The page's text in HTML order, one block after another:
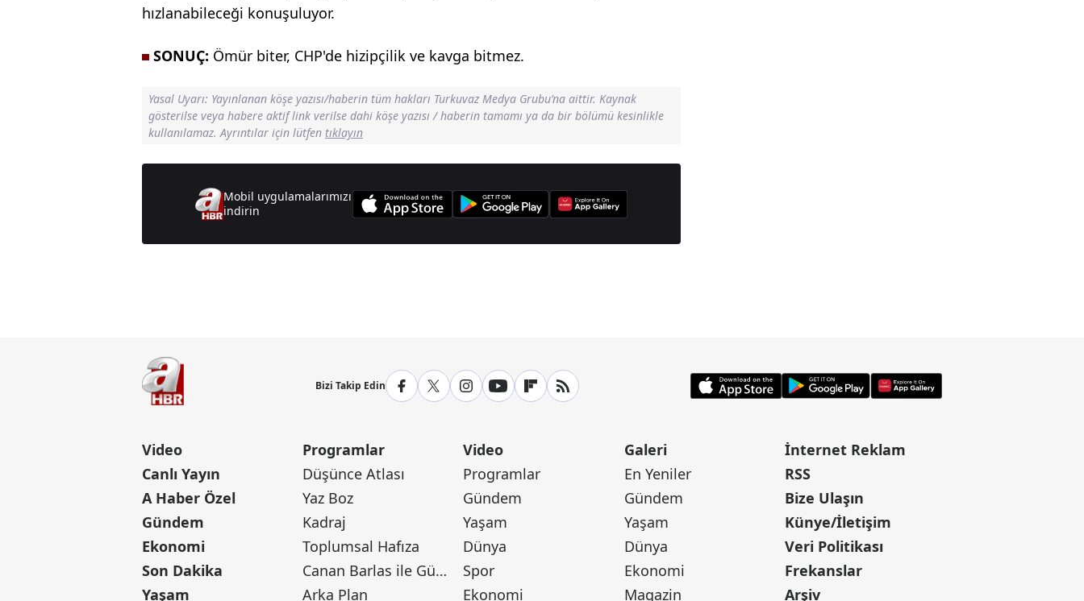
hızlanabileceği konuşuluyor.
SONUÇ: Ömür biter, CHP'de hizipçilik ve kavga bitmez.
Yasal Uyarı: Yayınlanan köşe yazısı/haberin tüm hakları Turkuvaz Medya Grubu’na aittir. Kaynak
gösterilse veya habere aktif link verilse dahi köşe yazısı / haberin tamamı ya da bir bölümü kesinlikle
kullanılamaz. Ayrıntılar için lütfen tıklayın
Mobil uygulamalarımızı
indirin
Bizi Takip Edin
Video
Canlı Yayın
A Haber Özel
Gündem
Ekonomi
Son Dakika
Yaşam
Programlar
Düşünce Atlası
Yaz Boz
Kadraj
Toplumsal Hafıza
Canan Barlas ile Gündem
Arka Plan
Video
Programlar
Gündem
Yaşam
Dünya
Spor
Ekonomi
Galeri
En Yeniler
Gündem
Yaşam
Dünya
Ekonomi
Magazin
İnternet Reklam
RSS
Bize Ulaşın
Künye/İletişim
Veri Politikası
Frekanslar
Arşiv